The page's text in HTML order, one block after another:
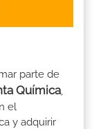
parte de
Química,
el
y adquirir